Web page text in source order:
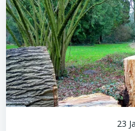
23